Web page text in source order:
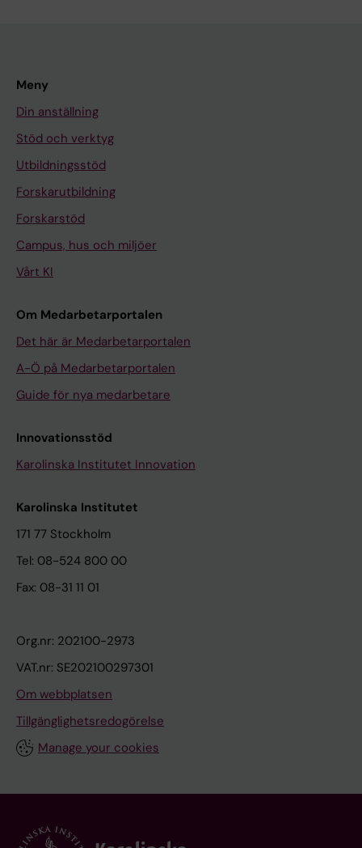
Meny
Din anställning
Stöd och verktyg
Utbildningsstöd
Forskarutbildning
Forskarstöd
Campus, hus och miljöer
Vårt KI
Om Medarbetarportalen
Det här är Medarbetarportalen
A-Ö på Medarbetarportalen
Guide för nya medarbetare
Innovationsstöd
Karolinska Institutet Innovation
Karolinska Institutet
171 77 Stockholm
Tel: 08-524 800 00
Fax: 08-31 11 01
Org.nr: 202100-2973
VAT.nr: SE202100297301
Om webbplatsen
Tillgänglighetsredogörelse
Manage your cookies